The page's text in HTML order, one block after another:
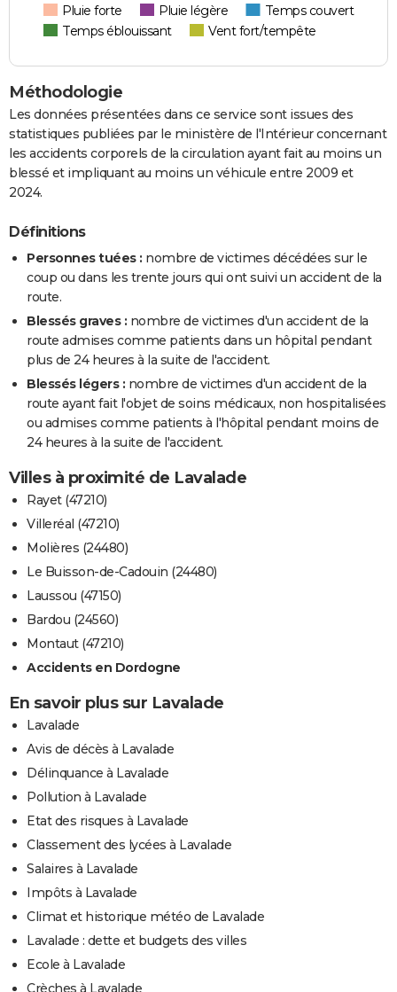
Pluie forte
Pluie légère
Temps couvert
Temps éblouissant
Vent fort/tempête
Méthodologie
Les données présentées dans ce service sont issues des
statistiques publiées par le ministère de l'Intérieur concernant
les accidents corporels de la circulation ayant fait au moins un
blessé et impliquant au moins un véhicule entre 2009 et
2024.
Définitions
Personnes tuées : nombre de victimes décédées sur le
coup ou dans les trente jours qui ont suivi un accident de la
route.
Blessés graves : nombre de victimes d'un accident de la
route admises comme patients dans un hôpital pendant
plus de 24 heures à la suite de l'accident.
Blessés légers : nombre de victimes d'un accident de la
route ayant fait l'objet de soins médicaux, non hospitalisées
ou admises comme patients à l'hôpital pendant moins de
24 heures à la suite de l'accident.
Villes à proximité de Lavalade
Rayet (47210)
Villeréal (47210)
Molières (24480)
Le Buisson-de-Cadouin (24480)
Laussou (47150)
Bardou (24560)
Montaut (47210)
Accidents en Dordogne
En savoir plus sur Lavalade
Lavalade
Avis de décès à Lavalade
Délinquance à Lavalade
Pollution à Lavalade
Etat des risques à Lavalade
Classement des lycées à Lavalade
Salaires à Lavalade
Impôts à Lavalade
Climat et historique météo de Lavalade
Lavalade : dette et budgets des villes
Ecole à Lavalade
Crèches à Lavalade